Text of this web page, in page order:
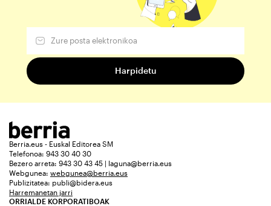
Berria.eus - Euskal Editorea SM
Telefonoa: 943 30 40 30
Bezero arreta: 943 30 43 45 | laguna@berria.eus
Webgunea: webgunea@berria.eus
Publizitatea: publi@bidera.eus
Harremanetan jarri
ORRIALDE KORPORATIBOAK